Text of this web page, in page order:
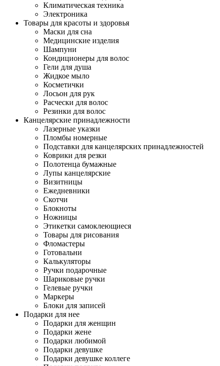
Климатическая техника
Электроника
Товары для красоты и здоровья
Маски для сна
Медицинские изделия
Шампуни
Кондиционеры для волос
Гели для душа
Жидкое мыло
Косметички
Лосьон для рук
Расчески для волос
Резинки для волос
Канцелярские принадлежности
Лазерные указки
Пломбы номерные
Подставки для канцелярских принадлежностей
Коврики для резки
Полотенца бумажные
Лупы канцелярские
Визитницы
Ежедневники
Скотчи
Блокноты
Ножницы
Этикетки самоклеющиеся
Товары для рисования
Фломастеры
Готовальни
Калькуляторы
Ручки подарочные
Шариковые ручки
Гелевые ручки
Маркеры
Блоки для записей
Подарки для нее
Подарки для женщин
Подарки жене
Подарки любимой
Подарки девушке
Подарки девушке коллеге